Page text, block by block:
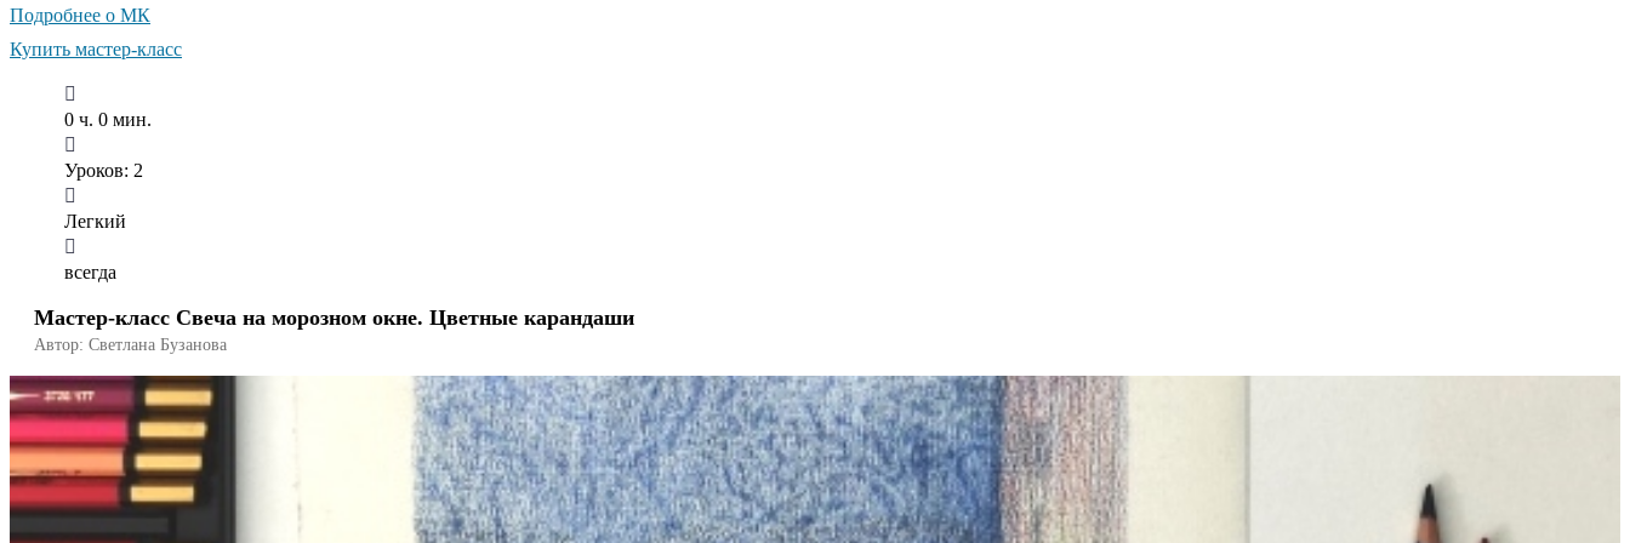
0 ч. 0 мин.
Уроков: 2
Легкий
всегда
Подробнее о МК
Купить мастер-класс
Мастер-класс Свеча на морозном окне. Цветные карандаши
Автор: Светлана Бузанова